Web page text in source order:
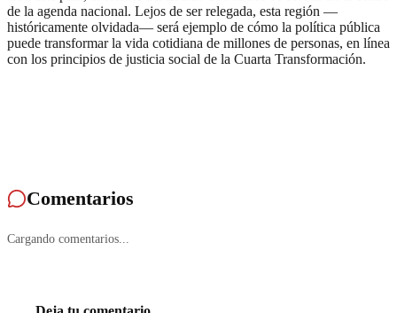
de la agenda nacional. Lejos de ser relegada, esta región —
históricamente olvidada— será ejemplo de cómo la política pública
puede transformar la vida cotidiana de millones de personas, en línea
con los principios de justicia social de la Cuarta Transformación.
Comentarios
Cargando comentarios...